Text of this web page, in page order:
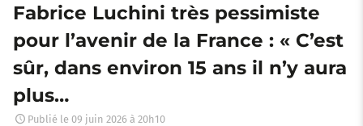
Fabrice Luchini très pessimiste
pour l’avenir de la France : « C’est
sûr, dans environ 15 ans il n’y aura
plus…
Publié le 09 juin 2026 à 20h10